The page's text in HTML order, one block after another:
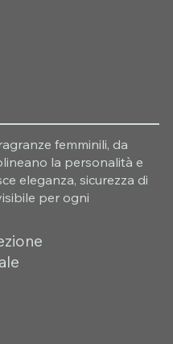
femminili, da
la personalità e
eleganza, sicurezza di
per ogni